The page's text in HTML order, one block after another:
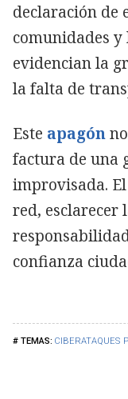
CIBERATAQUES
declaración de
comunidades
evidencian la
la falta de
Este apagón
factura de una
improvisada. El
red, esclarecer
confianza